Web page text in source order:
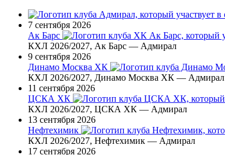
7 сентября 2026
Ак Барс
КХЛ 2026/2027, Ак Барс — Адмирал
9 сентября 2026
Динамо Москва ХК
КХЛ 2026/2027, Динамо Москва ХК — Адмирал
11 сентября 2026
ЦСКА ХК
КХЛ 2026/2027, ЦСКА ХК — Адмирал
13 сентября 2026
Нефтехимик
КХЛ 2026/2027, Нефтехимик — Адмирал
17 сентября 2026